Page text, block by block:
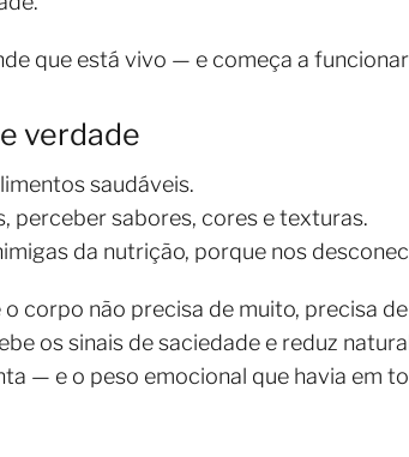
que está vivo — e começa a
verdade
saudáveis.
perceber sabores, cores e texturas.
da nutrição, porque nos
corpo não precisa de muito, precisa
os sinais de saciedade e reduz
— e o peso emocional que havia em